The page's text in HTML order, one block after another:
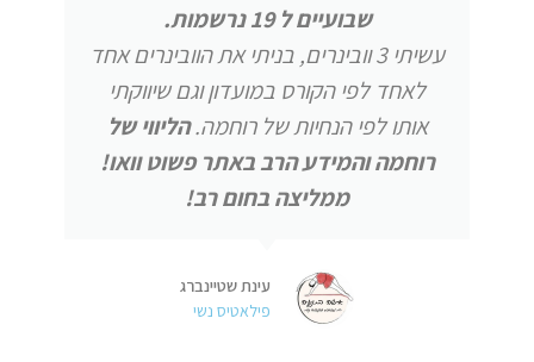
שבועיים ל 19 נרשמות.
עשיתי 3 וובינרים, בניתי את הוובינרים אחד
לאחד לפי הקורס במועדון וגם שיווקתי
אותו לפי הנחיות של רוחמה.הליווי של
רוחמה והמידע הרב באתר פשוט וואו!
ממליצה בחום רב!
עינת שטיינברג
פילאטיס נשי